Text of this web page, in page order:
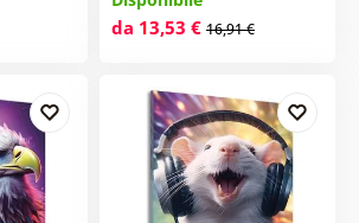
da 13,53 € 16,91 €